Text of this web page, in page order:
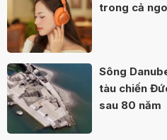
trong cả
Sông
tàu chiến
sau 80 năm